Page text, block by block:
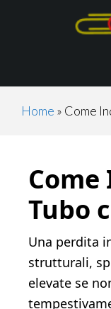
Home » Come
Tubo
Una perdita
strutturali,
elevate se